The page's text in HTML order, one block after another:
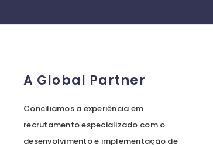
A Global Partner
Conciliamos a experiência em
recrutamento especializado com o
desenvolvimento e implementação de